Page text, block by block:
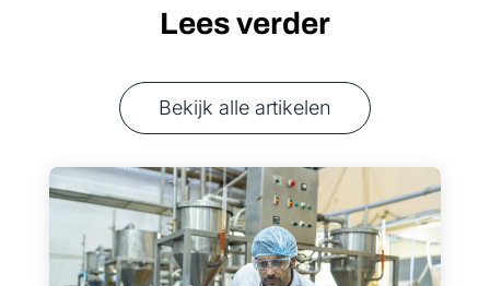
Lees verder
Bekijk alle artikelen